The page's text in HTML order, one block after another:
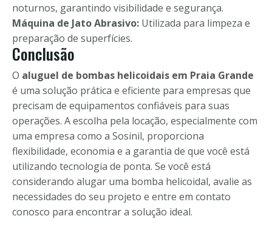
noturnos, garantindo visibilidade e segurança.
Máquina de Jato Abrasivo: Utilizada para limpeza e
preparação de superfícies.
Conclusão
O aluguel de bombas helicoidais em Praia Grande
é uma solução prática e eficiente para empresas que
precisam de equipamentos confiáveis para suas
operações. A escolha pela locação, especialmente com
uma empresa como a Sosinil, proporciona
flexibilidade, economia e a garantia de que você está
utilizando tecnologia de ponta. Se você está
considerando alugar uma bomba helicoidal, avalie as
necessidades do seu projeto e entre em contato
conosco para encontrar a solução ideal.